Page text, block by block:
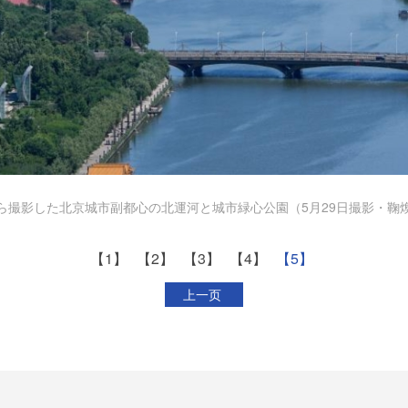
撮影した北京城市副都心の北運河と城市緑心公園（5月29日撮影・鞠
【1】 【2】 【3】 【4】 【5】
上一页